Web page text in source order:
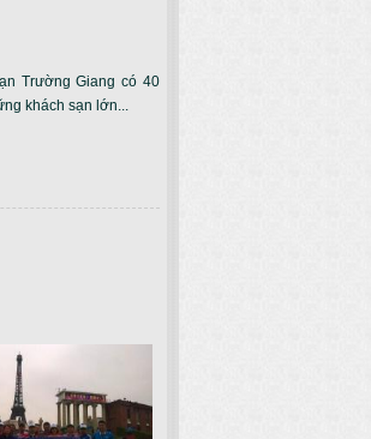
Trường Giang có 40
khách sạn lớn...